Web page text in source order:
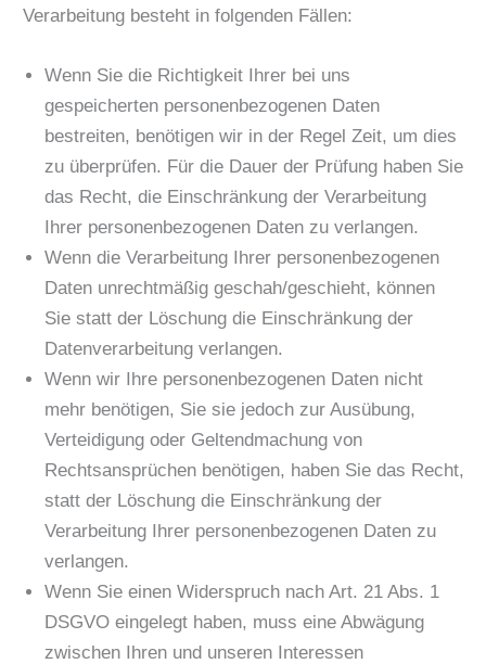
Verarbeitung besteht in folgenden Fällen:
Wenn Sie die Richtigkeit Ihrer bei uns
gespeicherten personenbezogenen Daten
bestreiten, benötigen wir in der Regel Zeit, um dies
zu überprüfen. Für die Dauer der Prüfung haben Sie
das Recht, die Einschränkung der Verarbeitung
Ihrer personenbezogenen Daten zu verlangen.
Wenn die Verarbeitung Ihrer personenbezogenen
Daten unrechtmäßig geschah/geschieht, können
Sie statt der Löschung die Einschränkung der
Datenverarbeitung verlangen.
Wenn wir Ihre personenbezogenen Daten nicht
mehr benötigen, Sie sie jedoch zur Ausübung,
Verteidigung oder Geltendmachung von
Rechtsansprüchen benötigen, haben Sie das Recht,
statt der Löschung die Einschränkung der
Verarbeitung Ihrer personenbezogenen Daten zu
verlangen.
Wenn Sie einen Widerspruch nach Art. 21 Abs. 1
DSGVO eingelegt haben, muss eine Abwägung
zwischen Ihren und unseren Interessen